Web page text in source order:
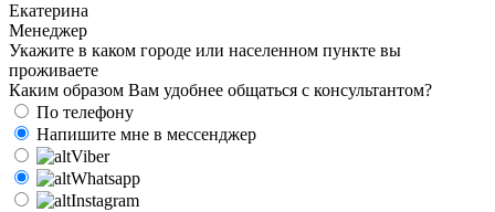
Екатерина
Менеджер
Укажите в каком городе или населенном пункте вы
проживаете
Каким образом Вам удобнее общаться с консультантом?
По телефону
Напишите мне в мессенджер
Viber
Whatsapp
Instagram